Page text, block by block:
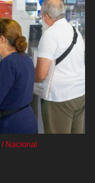
/ Nacional